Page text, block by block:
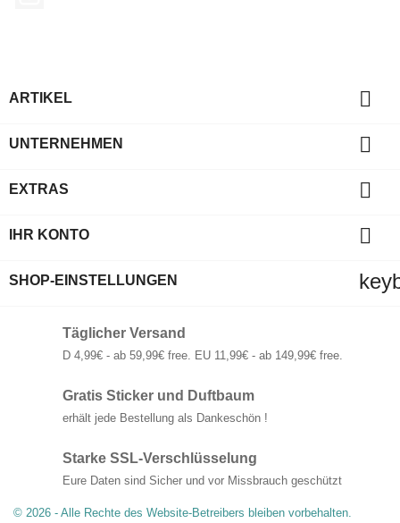
ARTIKEL 
UNTERNEHMEN 
EXTRAS 
IHR KONTO 
SHOP-EINSTELLUNGEN
Täglicher Versand
D 4,99€ - ab 59,99€ free. EU 11,99€ - ab 149,99€ free.
Gratis Sticker und Duftbaum
erhält jede Bestellung als Dankeschön !
Starke SSL-Verschlüsselung
Eure Daten sind Sicher und vor Missbrauch geschützt
© 2026 - Alle Rechte des Website-Betreibers bleiben vorbehalten.